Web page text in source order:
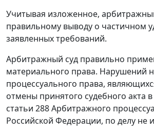
Учитывая изложенное,
правильному выводу о частичном
заявленных требований.
Арбитражный суд правильно
материального права. Нарушений
процессуального права,
отмены принятого судебного акта в
статьи 288Арбитражного
Российской Федерации, по делу не